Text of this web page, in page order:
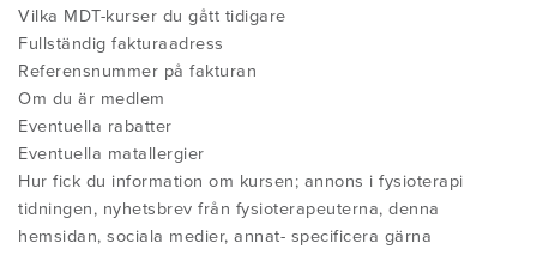
Vilka MDT-kurser du gått tidigare
Fullständig fakturaadress
Referensnummer på fakturan
Om du är medlem
Eventuella rabatter
Eventuella matallergier
Hur fick du information om kursen; annons i fysioterapi
tidningen, nyhetsbrev från fysioterapeuterna, denna
hemsidan, sociala medier, annat- specificera gärna